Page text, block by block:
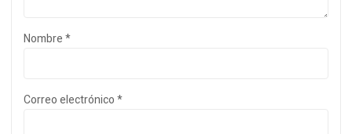
Nombre*
Correo electrónico*